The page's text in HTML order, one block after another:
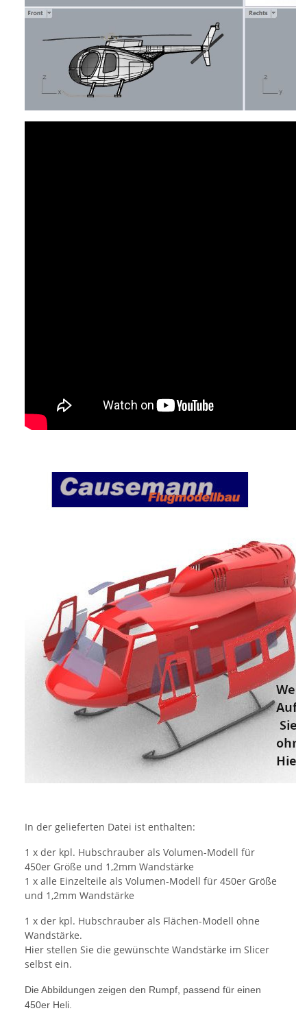
In der gelieferten Datei ist enthalten:
1 x der kpl. Hubschrauber als Volumen-Modell für
450er Größe und 1,2mm Wandstärke
1 x alle Einzelteile als Volumen-Modell für 450er Größe
und 1,2mm Wandstärke
1 x der kpl. Hubschrauber als Flächen-Modell ohne
Wandstärke.
Hier stellen Sie die gewünschte Wandstärke im Slicer
selbst ein.
Die Abbildungen zeigen den Rumpf, passend für einen
450er Heli.